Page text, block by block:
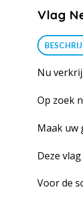
Vlag
Nu
Op zoek
Maak uw
Deze
Voor de